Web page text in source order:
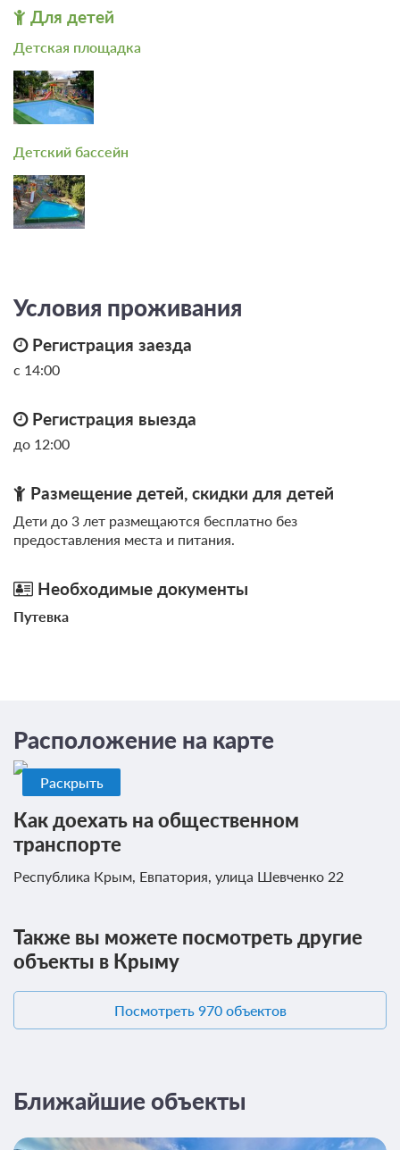
Для детей
Детская площадка
Детский бассейн
Условия проживания
Регистрация заезда
с 14:00
Регистрация выезда
до 12:00
Размещение детей, скидки для детей
Дети до 3 лет размещаются бесплатно без
предоставления места и питания.
Необходимые документы
Путевка
Расположение на карте
Раскрыть
Как доехать на общественном
транспорте
Республика Крым, Евпатория, улица Шевченко 22
Также вы можете посмотреть другие
объекты в Крыму
Посмотреть 970 объектов
Ближайшие объекты